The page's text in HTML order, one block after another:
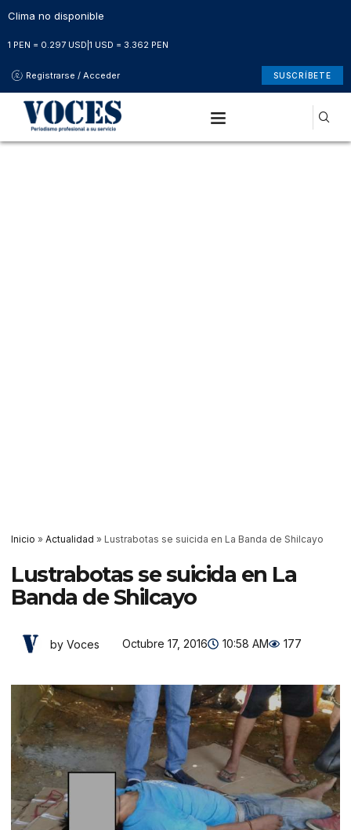
Clima no disponible
1 PEN = 0.297 USD 1 USD = 3.362 PEN
Registrarse / Acceder SUSCRÍBETE
Inicio » Actualidad » Lustrabotas se suicida en La Banda de Shilcayo
Lustrabotas se suicida en La
Banda de Shilcayo
by Voces Octubre 17, 2016 10:58 AM 177